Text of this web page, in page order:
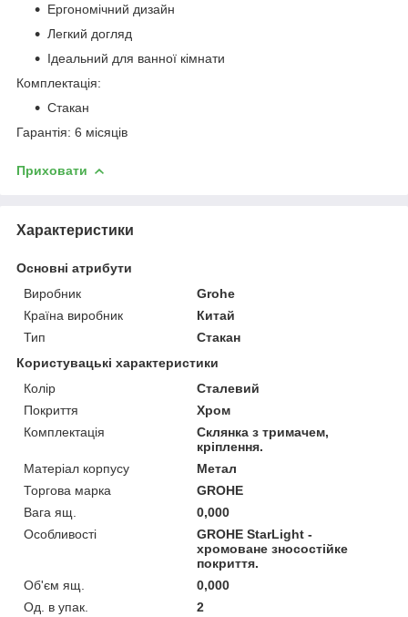
Ергономічний дизайн
Легкий догляд
Ідеальний для ванної кімнати
Комплектація:
Стакан
Гарантія: 6 місяців
Приховати
Характеристики
Основні атрибути
Виробник
Grohe
Країна виробник
Китай
Тип
Стакан
Користувацькі характеристики
Колір
Сталевий
Покриття
Хром
Комплектація
Склянка з тримачем,
кріплення.
Матеріал корпусу
Метал
Торгова марка
GROHE
Вага ящ.
0,000
Особливості
GROHE StarLight -
хромоване зносостійке
покриття.
Об'єм ящ.
0,000
Од. в упак.
2